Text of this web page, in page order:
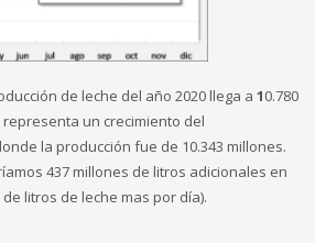
de leche del año 2020 llega a 10.780
un crecimiento del
la producción fue de 10.343 millones.
437 millones de litros adicionales en
litros de leche mas por día).